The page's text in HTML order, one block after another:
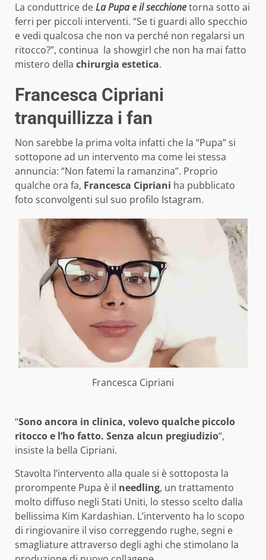
La conduttrice deLa Pupa e il secchionetorna sotto ai
ferri per piccoli interventi. “Se ti guardi allo specchio
e vedi qualcosa che non va perché non regalarsi un
ritocco?”, continua la showgirl che non ha mai fatto
mistero della chirurgia estetica.
Francesca Cipriani
tranquillizza i fan
Non sarebbe la prima volta infatti che la “Pupa” si
sottopone ad un intervento ma come lei stessa
annuncia: “Non fatemi la ramanzina”. Proprio
qualche ora fa, Francesca Cipriani ha pubblicato
foto sconvolgenti sul suo profilo Istagram.
Francesca Cipriani
“Sono ancora in clinica, volevo qualche piccolo
ritocco e l’ho fatto. Senza alcun pregiudizio“,
insiste la bella Cipriani.
Stavolta l’intervento alla quale si è sottoposta la
prorompente Pupa è il needling, un trattamento
molto diffuso negli Stati Uniti, lo stesso scelto dalla
bellissima Kim Kardashian. L’intervento ha lo scopo
di ringiovanire il viso correggendo rughe, segni e
smagliature attraverso degli aghi che stimolano la